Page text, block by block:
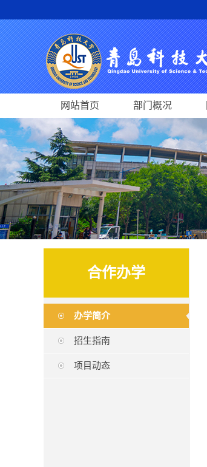
网站首页 部门概况
合作办学
办学简介
招生指南
项目动态